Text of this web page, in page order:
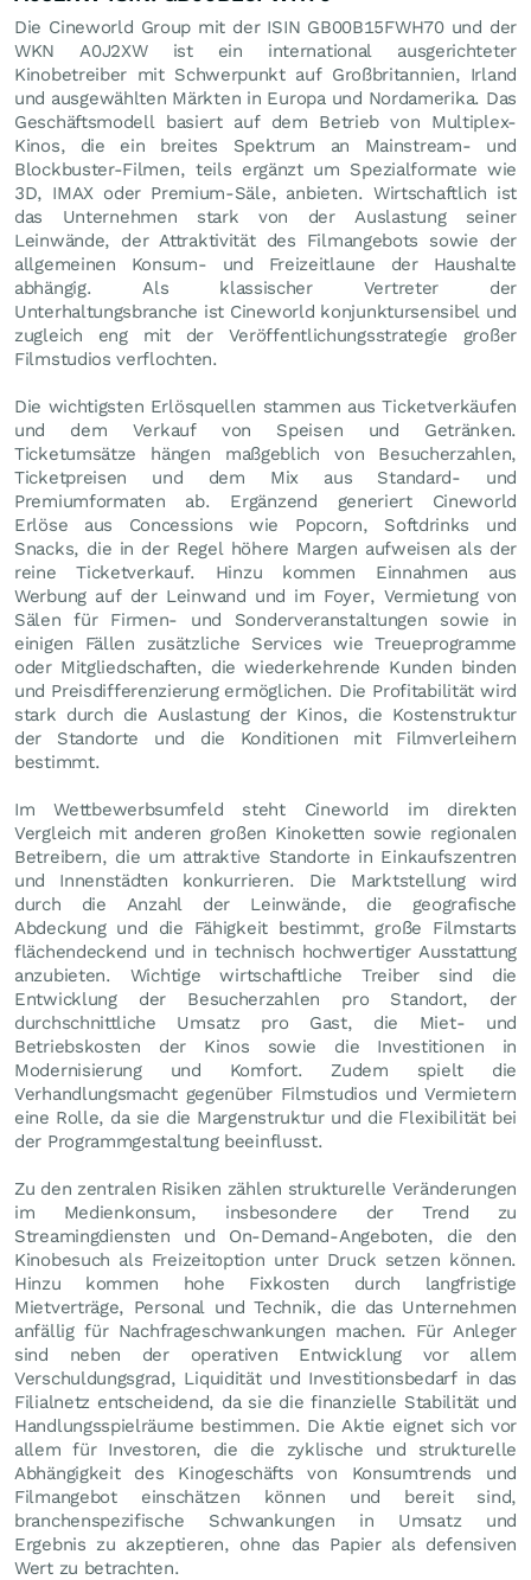
Die Cineworld Group mit der ISIN GB00B15FWH70 und der
WKN A0J2XW ist ein international ausgerichteter
Kinobetreiber mit Schwerpunkt auf Großbritannien, Irland
und ausgewählten Märkten in Europa und Nordamerika. Das
Geschäftsmodell basiert auf dem Betrieb von Multiplex-
Kinos, die ein breites Spektrum an Mainstream- und
Blockbuster-Filmen, teils ergänzt um Spezialformate wie
3D, IMAX oder Premium-Säle, anbieten. Wirtschaftlich ist
das Unternehmen stark von der Auslastung seiner
Leinwände, der Attraktivität des Filmangebots sowie der
allgemeinen Konsum- und Freizeitlaune der Haushalte
abhängig. Als klassischer Vertreter der
Unterhaltungsbranche ist Cineworld konjunktursensibel und
zugleich eng mit der Veröffentlichungsstrategie großer
Filmstudios verflochten.
Die wichtigsten Erlösquellen stammen aus Ticketverkäufen
und dem Verkauf von Speisen und Getränken.
Ticketumsätze hängen maßgeblich von Besucherzahlen,
Ticketpreisen und dem Mix aus Standard- und
Premiumformaten ab. Ergänzend generiert Cineworld
Erlöse aus Concessions wie Popcorn, Softdrinks und
Snacks, die in der Regel höhere Margen aufweisen als der
reine Ticketverkauf. Hinzu kommen Einnahmen aus
Werbung auf der Leinwand und im Foyer, Vermietung von
Sälen für Firmen- und Sonderveranstaltungen sowie in
einigen Fällen zusätzliche Services wie Treueprogramme
oder Mitgliedschaften, die wiederkehrende Kunden binden
und Preisdifferenzierung ermöglichen. Die Profitabilität wird
stark durch die Auslastung der Kinos, die Kostenstruktur
der Standorte und die Konditionen mit Filmverleihern
bestimmt.
Im Wettbewerbsumfeld steht Cineworld im direkten
Vergleich mit anderen großen Kinoketten sowie regionalen
Betreibern, die um attraktive Standorte in Einkaufszentren
und Innenstädten konkurrieren. Die Marktstellung wird
durch die Anzahl der Leinwände, die geografische
Abdeckung und die Fähigkeit bestimmt, große Filmstarts
flächendeckend und in technisch hochwertiger Ausstattung
anzubieten. Wichtige wirtschaftliche Treiber sind die
Entwicklung der Besucherzahlen pro Standort, der
durchschnittliche Umsatz pro Gast, die Miet- und
Betriebskosten der Kinos sowie die Investitionen in
Modernisierung und Komfort. Zudem spielt die
Verhandlungsmacht gegenüber Filmstudios und Vermietern
eine Rolle, da sie die Margenstruktur und die Flexibilität bei
der Programmgestaltung beeinflusst.
Zu den zentralen Risiken zählen strukturelle Veränderungen
im Medienkonsum, insbesondere der Trend zu
Streamingdiensten und On-Demand-Angeboten, die den
Kinobesuch als Freizeitoption unter Druck setzen können.
Hinzu kommen hohe Fixkosten durch langfristige
Mietverträge, Personal und Technik, die das Unternehmen
anfällig für Nachfrageschwankungen machen. Für Anleger
sind neben der operativen Entwicklung vor allem
Verschuldungsgrad, Liquidität und Investitionsbedarf in das
Filialnetz entscheidend, da sie die finanzielle Stabilität und
Handlungsspielräume bestimmen. Die Aktie eignet sich vor
allem für Investoren, die die zyklische und strukturelle
Abhängigkeit des Kinogeschäfts von Konsumtrends und
Filmangebot einschätzen können und bereit sind,
branchenspezifische Schwankungen in Umsatz und
Ergebnis zu akzeptieren, ohne das Papier als defensiven
Wert zu betrachten.